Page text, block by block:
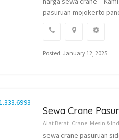
pasuruan mojokerto
Posted: January 12, 2025
Sewa Crane
Alat Berat Crane Mesin &
sewa crane pasuruan